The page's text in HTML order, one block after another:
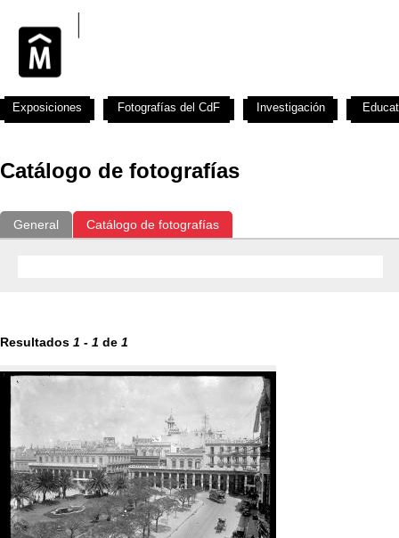
Catálogo de fotografías
General Catálogo de fotografías
Resultados 1 - 1 de 1
Exposiciones Fotografías del CdF Investigación